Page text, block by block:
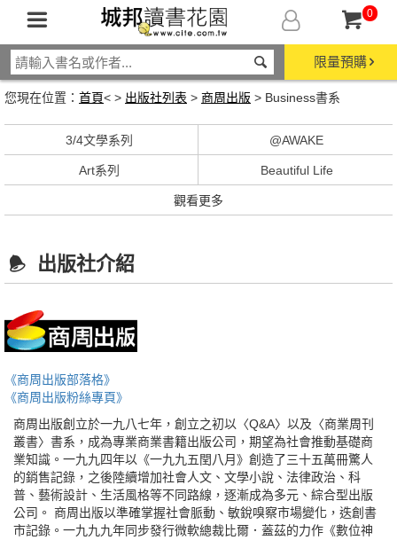
0
限量預購
您現在位置： 首頁< > 出版社列表 > 商周出版 > Business書系
3/4文學系列 @AWAKE
Art系列 Beautiful Life
觀看更多
出版社介紹
《商周出版部落格》
《商周出版粉絲專頁》
商周出版創立於一九八七年，創立之初以〈Q&A〉以及〈商業周刊
叢書〉書系，成為專業商業書籍出版公司，期望為社會推動基礎商
業知識。一九九四年以《一九九五閏八月》創造了三十五萬冊驚人
的銷售記錄，之後陸續增加社會人文、文學小說、法律政治、科
普、藝術設計、生活風格等不同路線，逐漸成為多元、綜合型出版
公司。 商周出版以準確掌握社會脈動、敏銳嗅察市場變化，迭創書
市記錄。一九九九年同步發行微軟總裁比爾．蓋茲的力作《數位神